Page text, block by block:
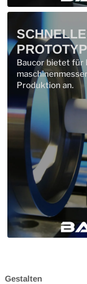
Baucor bietet für
Produktion an.
Gestalten